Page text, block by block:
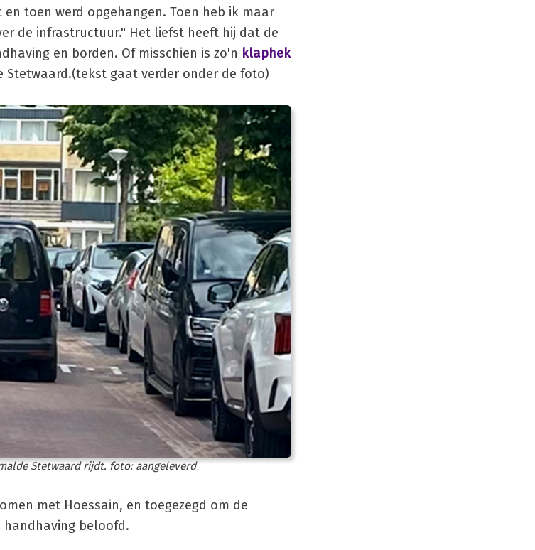
toen werd opgehangen. Toen heb ik maar
de infrastructuur." Het liefst heeft hij dat de
en borden. Of misschien is zo'n klaphek
gaat verder onder de foto)
Stetwaard rijdt. foto: aangeleverd
met Hoessain, en toegezegd om de
beloofd.